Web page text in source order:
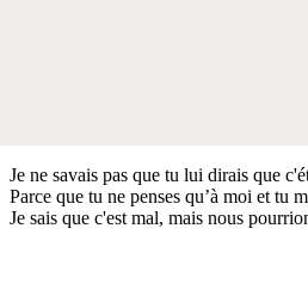
Je ne savais pas que tu lui dirais que
Parce que tu ne penses qu’à moi et tu
Je sais que c'est mal, mais nous